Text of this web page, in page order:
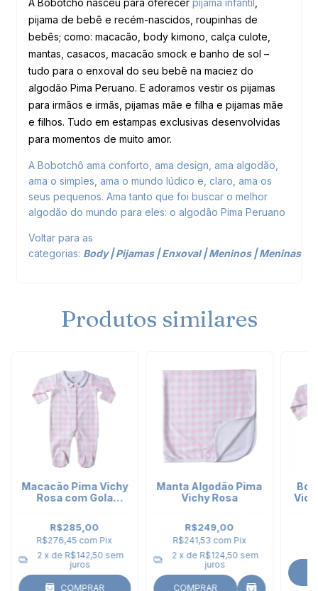
A Bobotchô nasceu para oferecer pijama infantil ,
pijama de bebê e recém-nascidos, roupinhas de
bebês; como: macacão, body kimono, calça culote,
mantas, casacos, macacão smock e banho de sol –
tudo para o enxoval do seu bebê na maciez do
algodão Pima Peruano. E adoramos vestir os pijamas
para irmãos e irmãs, pijamas mãe e filha e pijamas mãe
e filhos. Tudo em estampas exclusivas desenvolvidas
para momentos de muito amor.
A Bobotchô ama conforto, ama design, ama algodão,
ama o simples, ama o mundo lúdico e, claro, ama os
seus pequenos. Ama tanto que foi buscar o melhor
algodão do mundo para eles: o algodão Pima Peruano
Voltar para as
categorias: Body|Pijamas|Enxoval|Meninos|Meninas
Produtos similares
Macacão Pima Vichy
Rosa com Gola
R$285,00
R$276,45 com Pix
2 x de R$142,50 sem
juros
COMPRAR
Manta Algodão Pima
Vichy Rosa
R$249,00
R$241,53 com Pix
2 x de R$124,50 sem
juros
COMPRAR